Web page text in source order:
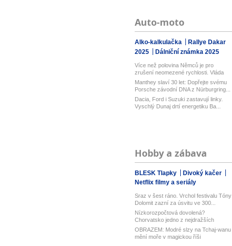
Auto-moto
Alko-kalkulačka
Rallye Dakar
2025
Dálniční známka 2025
Více než polovina Němců je pro
zrušení neomezené rychlosti. Vláda
řekl...
Manthey slaví 30 let: Dopřejte svému
Porsche závodní DNA z Nürburgring...
Dacia, Ford i Suzuki zastavují linky.
Vyschlý Dunaj drtí energetiku Ba...
Hobby a zábava
BLESK Tlapky
Divoký kačer
Netflix filmy a seriály
Sraz v šest ráno. Vrchol festivalu Tóny
Dolomit zazní za úsvitu ve 300...
Nízkorozpočtová dovolená?
Chorvatsko jedno z nejdražších
v Evropě! Lev...
OBRAZEM: Modré slzy na Tchaj-wanu
mění moře v magickou říši